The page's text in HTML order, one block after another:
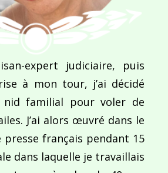
expert judiciaire, puis
à mon tour, j’ai décidé
familial pour voler de
J’ai alors œuvré dans le
presse français pendant 15
dans laquelle je travaillais